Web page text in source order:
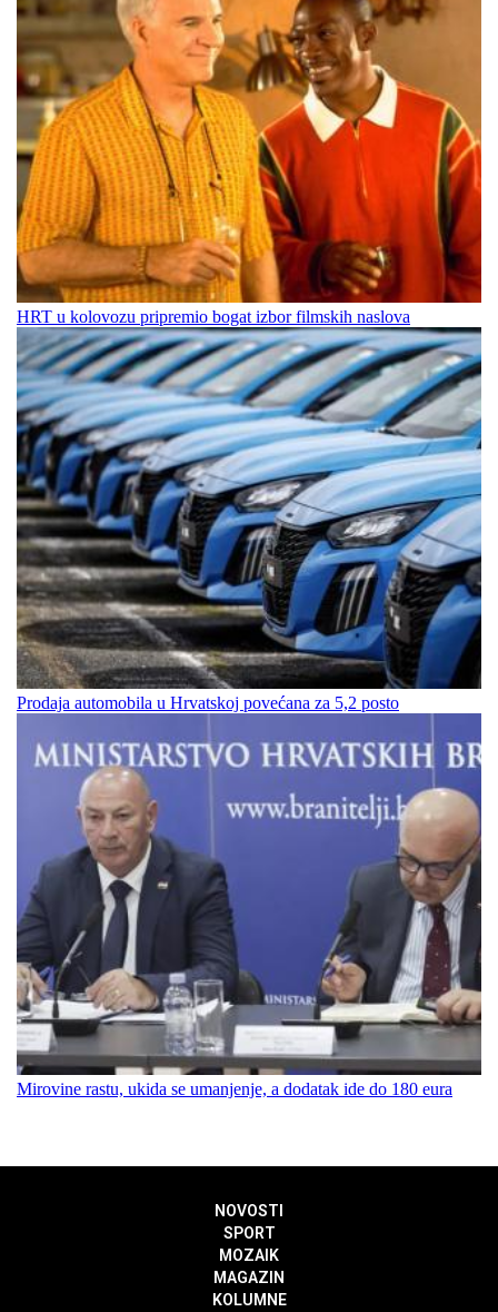
HRT u kolovozu pripremio bogat izbor filmskih naslova
Prodaja automobila u Hrvatskoj povećana za 5,2 posto
Mirovine rastu, ukida se umanjenje, a dodatak ide do 180 eura
NOVOSTI
SPORT
MOZAIK
MAGAZIN
KOLUMNE